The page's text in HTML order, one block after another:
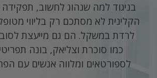
בניגוד למה שנהוג לחשוב,
הקלינית לא מסתכם רק בליווי
לרדת במשקל. הם גם מייעצת
כמו סוכרת וצליאק, בונה
לספורטאים ומלווה אנשים עם